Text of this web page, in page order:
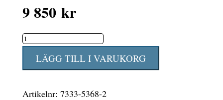
9 850 kr
Paris
sänggavel
180x140
LÄGG TILL I VARUKORG
Artikelnr: 7333-5368-2